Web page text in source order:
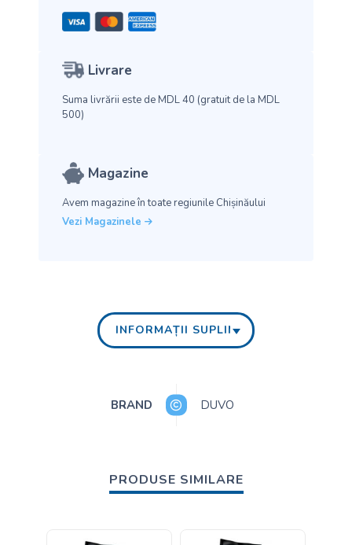
Livrare
Suma livrării este de MDL 40 (gratuit de la MDL
500)
Magazine
Avem magazine în toate regiunile Chișinăului
Vezi Magazinele
INFORMAȚII SUPLIMENTARE
BRAND DUVO
PRODUSE SIMILARE